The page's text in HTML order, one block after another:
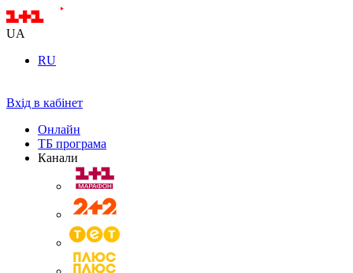
UA
RU
Вхід в кабінет
Онлайн
ТБ програма
Канали